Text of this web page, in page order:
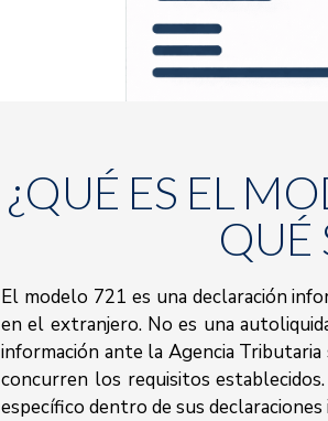
¿QUÉ ES EL
QUÉ
El modelo 721 es una declaración
en el extranjero. No es una
información ante la Agencia
concurren los requisitos
específico dentro de sus